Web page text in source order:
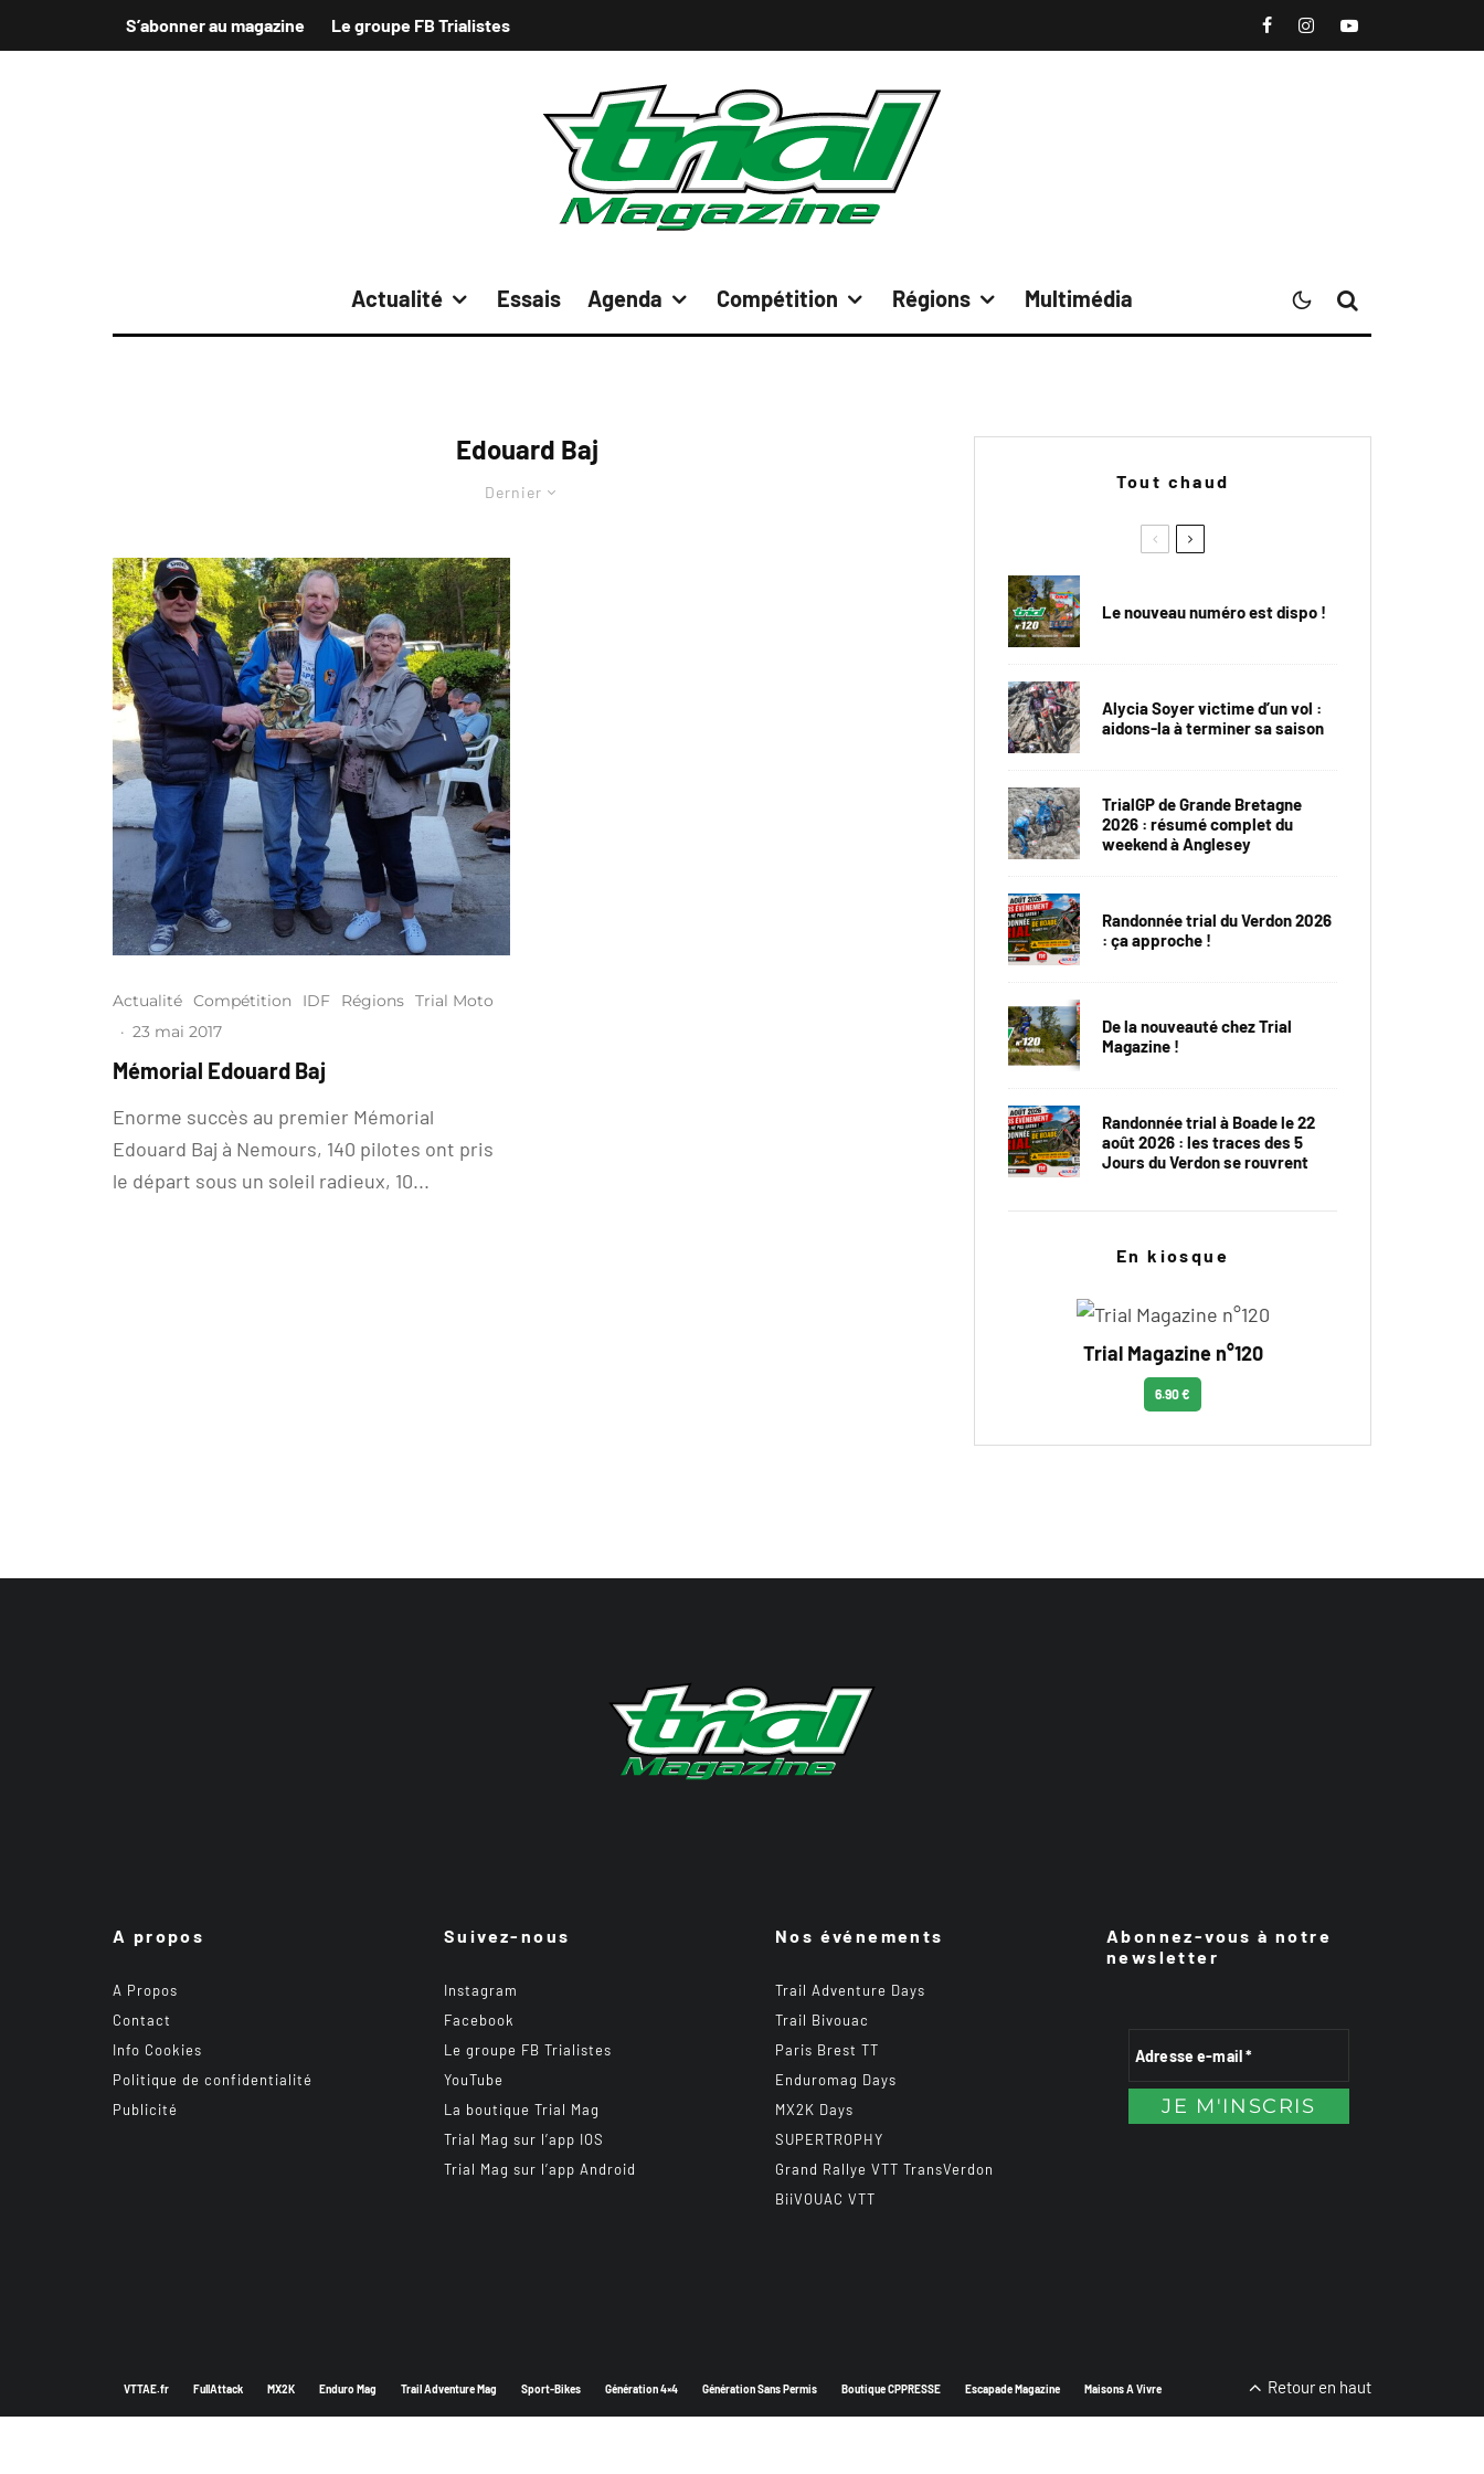
S’abonner au magazine Le groupe FB Trialistes
Actualité Essais Agenda Compétition Régions Multimédia
Edouard Baj
Dernier
Actualité Compétition IDF Régions Trial Moto
· 23 mai 2017
Mémorial Edouard Baj
Enorme succès au premier Mémorial
Edouard Baj à Nemours, 140 pilotes ont pris
le départ sous un soleil radieux, 10...
Tout chaud
Le nouveau numéro est dispo !
Alycia Soyer victime d’un vol :
aidons-la à terminer sa saison
TrialGP de Grande Bretagne
2026 : résumé complet du
weekend à Anglesey
Randonnée trial du Verdon 2026
: ça approche !
De la nouveauté chez Trial
Magazine !
Randonnée trial à Boade le 22
août 2026 : les traces des 5
Jours du Verdon se rouvrent
En kiosque
Trial Magazine n°120
6.90 €
A propos
A Propos
Contact
Info Cookies
Politique de confidentialité
Publicité
Suivez-nous
Instagram
Facebook
Le groupe FB Trialistes
YouTube
La boutique Trial Mag
Trial Mag sur l’app IOS
Trial Mag sur l’app Android
Nos événements
Trail Adventure Days
Trail Bivouac
Paris Brest TT
Enduromag Days
MX2K Days
SUPERTROPHY
Grand Rallye VTT TransVerdon
BiiVOUAC VTT
Abonnez-vous à notre
newsletter
VTTAE.fr FullAttack MX2K Enduro Mag Trail Adventure Mag Sport-Bikes Génération 4×4 Génération Sans Permis Boutique CPPRESSE Escapade Magazine Maisons A Vivre Retour en haut